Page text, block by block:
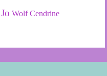
Wolf Cendrine